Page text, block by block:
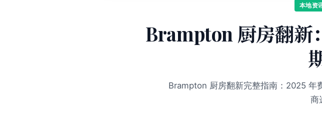
本地资
Brampton 厨房翻新
Brampton 厨房翻新完整指南：2025 年
商